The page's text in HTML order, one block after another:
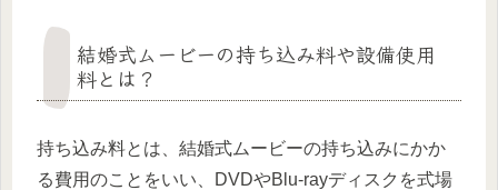
結婚式ムービーの持ち込み料や設備使用
料とは？
持ち込み料とは、結婚式ムービーの持ち込みにかか
る費用のことをいい、DVDやBlu-rayディスクを式場